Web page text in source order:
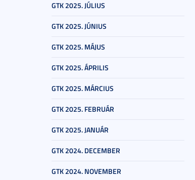
GTK 2025. JÚLIUS
GTK 2025. JÚNIUS
GTK 2025. MÁJUS
GTK 2025. ÁPRILIS
GTK 2025. MÁRCIUS
GTK 2025. FEBRUÁR
GTK 2025. JANUÁR
GTK 2024. DECEMBER
GTK 2024. NOVEMBER